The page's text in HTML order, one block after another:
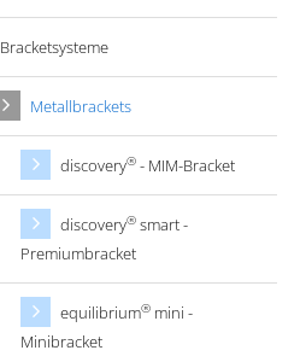
Bracketsysteme
Metallbrackets
discovery® - MIM-Bracket
discovery® smart -
Premiumbracket
equilibrium® mini -
Minibracket